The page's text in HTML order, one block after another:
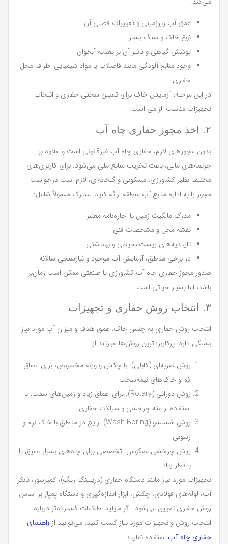
عمق آب زیرزمینی و تغییرات فصلی آن
نوع خاک و سنگ بستر
پوشش گیاهی و تاثیر آن بر تغذیه آبخوان
وجود منابع آلودگی مانند فاضلاب یا مواد شیمیایی اطراف محل
حفاری
در این مرحله، آزمایش خاک برای تعیین سختی حفاری و انتخاب
تجهیزات مناسب الزامی است.
۲. اخذ مجوز حفاری چاه آب
بدون مجوزهای لازم، حفاری چاه آب غیرقانونی است و علاوه بر
جریمه‌های مالی، باعث تخریب منابع ملی می‌شود. برای کاربری‌های
مختلف نظیر کشاورزی، مسکونی و گلخانه‌ای، لازم است درخواست
مجوز را به اداره منابع آب منطقه ارائه کنید. مدارک معمولاً شامل:
مدرک مالکیت زمین یا اجاره‌نامه معتبر
نقشه محل و مشخصات فنی
تاییدیه‌های زیست‌محیطی و بهداشتی
در برخی مناطق، آزمایش آب موجود و نیازسنجی سالانه
صدور مجوز حفاری چاه آب کشاورزی یا صنعتی ممکن است زمان‌بر
باشد، اما بسیار حیاتی است.
۳. انتخاب روش حفاری و تجهیزات
انتخاب روش حفاری به جنس خاک، عمق هدف و میزان آب مورد نیاز
بستگی دارد. پرکاربردترین روش‌ها عبارتند از:
روش ضربه‌ای (کابلی): با چکش و وزنه مخصوص، برای اعماق
کم و خاک‌های نیمه‌سخت
روش دورانی (Rotary): برای اعماق زیاد و زمین‌های سفت، با
استفاده از مته چرخشی و سیالات حفاری
روش شستشو (Wash Boring): رایج در مناطق با خاک نرم و
رسوبی
روش چرخشی معکوس: تخصصی برای چاه‌های بسیار عمیق یا
با قطر زیاد
تجهیزات مورد نیاز مانند دستگاه حفاری (دریلینگ ریگ)، کمپرسور، تانکر
آب، لوله‌های فولادی، چکش، ابزار اندازه‌گیری و دستگاه پمپاژ بر اساس
روش حفاری تعیین می‌شود. اگر مایلید اطلاعات گسترده‌تر درباره
انتخاب روش و تجهیزات مورد نیاز کسب کنید، می‌توانید از راهنمای
حفاری چاه آب استفاده نمایید.